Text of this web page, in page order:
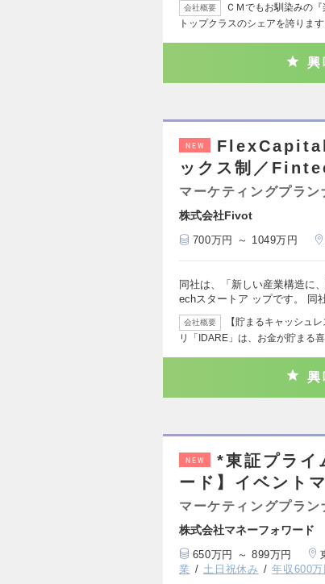
会社概要
ＣＭでもお馴染みの
トップクラスのシェアを誇りま
興
NEW
FlexCapital
ックス制／
マーケティングプラ
株式会社Fivot
700万円 ～ 1049万円
同社は、「新しい産業構造に
echスタートア ップです。 同
会社概要
【貯まるキャッシュ
リ「IDARE」は、お金が貯まる
興
NEW
*東証プライ
ード】イベント
マーケティングプラ
株式会社マネーフォワード
650万円 ～ 899万円
業
土日祝休み 年収600万